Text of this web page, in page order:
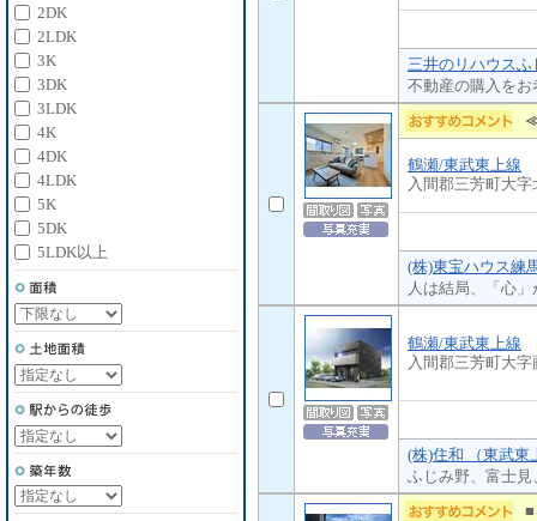
三井のリハウス
不動産の購入を
鶴瀬/東武東上線
入間郡三芳町大字
(株)東宝ハウス練
人は結局、「心
鶴瀬/東武東上線
入間郡三芳町大字
(株)住和 （東武東
ふじみ野、富士
■
2DK
2LDK
3K
3DK
3LDK
4K
4DK
4LDK
5K
5DK
5LDK以上